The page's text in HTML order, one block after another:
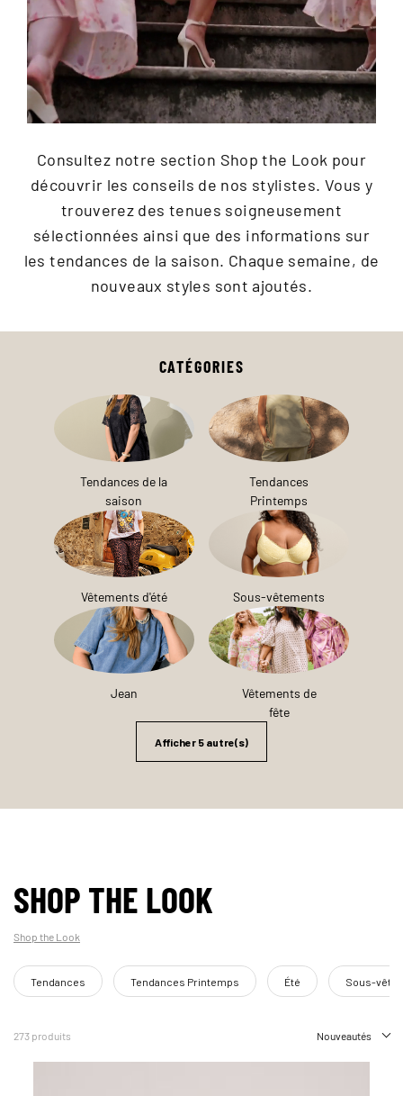
Consultez notre section Shop the Look pour
découvrir les conseils de nos stylistes. Vous y
trouverez des tenues soigneusement
sélectionnées ainsi que des informations sur
les tendances de la saison. Chaque semaine, de
nouveaux styles sont ajoutés.
CATÉGORIES
Tendances de la
saison
Tendances
Printemps
Vêtements d'été Sous-vêtements
Jean
Vêtements de
fête
Afficher 5 autre(s)
SHOP THE LOOK
Shop the Look
Tendances Tendances Printemps Été Sous-
273 produits Nouveautés